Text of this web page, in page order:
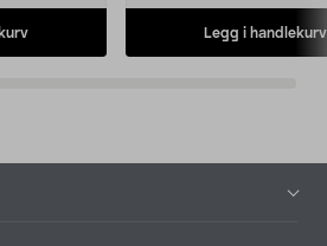
Legg i handlekurv